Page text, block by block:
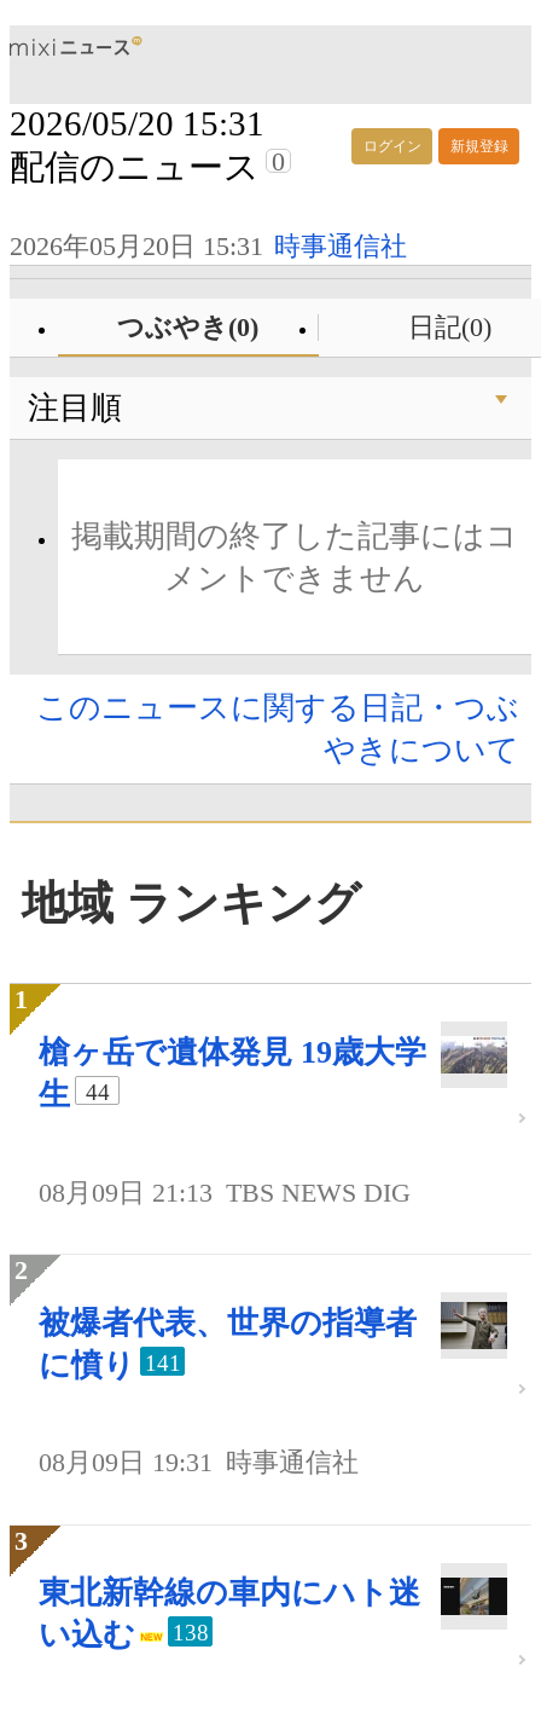
ログイン 新規登録
2026/05/20 15:31
配信のニュース
0
2026年05月20日 15:31 時事通信社
つぶやき(0) 日記(0)
注目順
掲載期間の終了した記事にはコ
メントできません
このニュースに関する日記・つぶ
やきについて
地域 ランキング
槍ヶ岳で遺体発見 19歳大学
生
44
08月09日 21:13 TBS NEWS DIG
被爆者代表、世界の指導者
に憤り
141
08月09日 19:31 時事通信社
東北新幹線の車内にハト迷
い込む
138